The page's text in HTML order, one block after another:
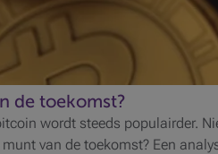
de toekomst?
wordt steeds populairder.
van de toekomst? Een